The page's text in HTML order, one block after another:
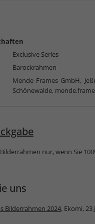
Exclusive Series
Barockrahmen
Mende Frames GmbH,
Schönewalde,
nur, wenn Sie
uns
Bilderrahmen 2024, Ekomi, 23